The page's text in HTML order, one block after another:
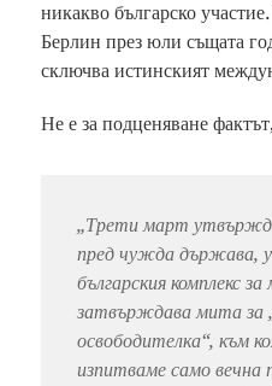
никакво българско
Берлин през юли същата
сключва истинският
Не е за подценяване
„Трети март
пред чужда държава,
българския комплекс
затвърждава мита за
освободителка“, към
изпитваме само вечна